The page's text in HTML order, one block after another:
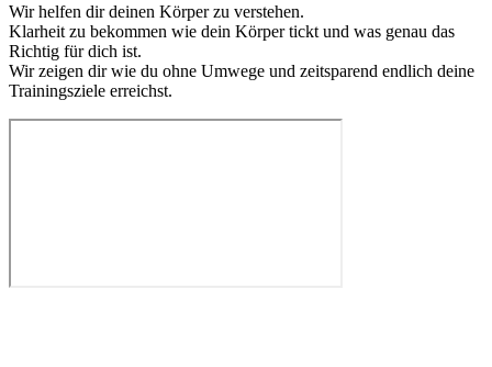
Wir helfen dir deinen Körper zu verstehen.
Klarheit zu bekommen wie dein Körper tickt und was genau das
Richtig für dich ist.
Wir zeigen dir wie du ohne Umwege und zeitsparend endlich deine
Trainingsziele erreichst.